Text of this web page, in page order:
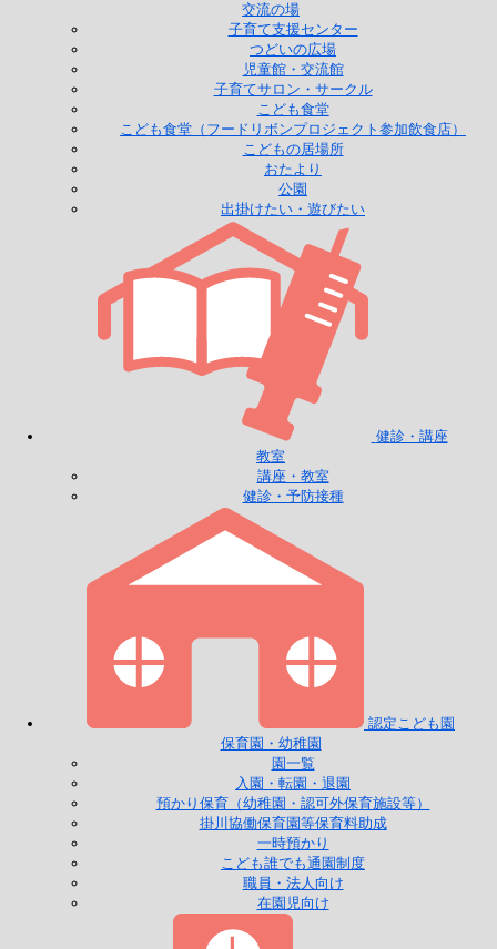
交流の場
子育て支援センター
つどいの広場
児童館・交流館
子育てサロン・サークル
こども食堂
こども食堂（フードリボンプロジェクト参加飲食店）
こどもの居場所
おたより
公園
出掛けたい・遊びたい
健診・講座
教室
講座・教室
健診・予防接種
認定こども園
保育園・幼稚園
園一覧
入園・転園・退園
預かり保育（幼稚園・認可外保育施設等）
掛川協働保育園等保育料助成
一時預かり
こども誰でも通園制度
職員・法人向け
在園児向け